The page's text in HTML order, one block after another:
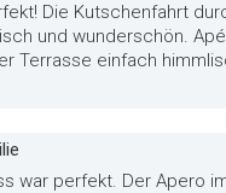
Die Kutschenfahrt
und wunderschön.
Terrasse einfach
war perfekt. Der Apero